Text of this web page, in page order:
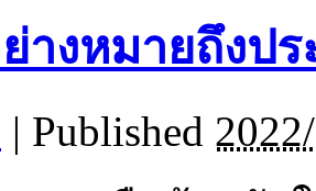
างหมายถึงป
| Published